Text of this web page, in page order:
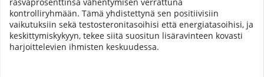
kontrolliryhmään. Tämä yhdistettynä sen positiivisiin
vaikutuksiin sekä testosteronitasoihisi että energiatasoihisi, ja
keskittymiskykyyn, tekee siitä suositun lisäravinteen kovasti
harjoittelevien ihmisten keskuudessa.